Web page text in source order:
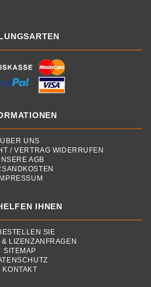
ÜBER UNS
/ VERTRAG WIDERRUFEN
AGB
IMPRESSUM
IHNEN
SIE
& LIZENZANFRAGEN
SITEMAP
KONTAKT